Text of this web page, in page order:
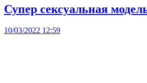
Супер сексуальная
10/03/2022 12:59